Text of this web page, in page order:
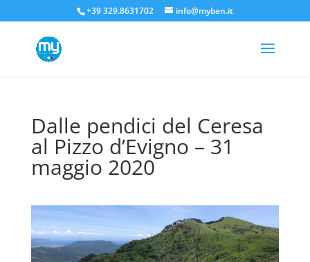
+39 329.8631702 info@myben.it
Dalle pendici del Ceresa
al Pizzo d’Evigno – 31
maggio 2020